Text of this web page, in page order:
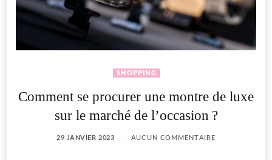
SHOPPING
Comment se procurer une montre de luxe
sur le marché de l’occasion ?
29 JANVIER 2023 AUCUN COMMENTAIRE